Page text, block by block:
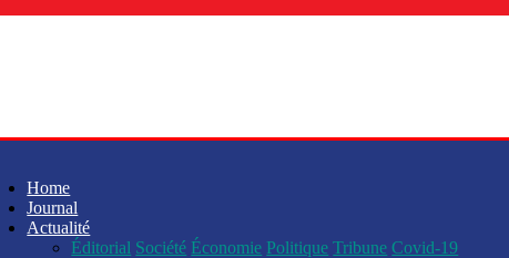
Home
Journal
Actualité
Éditorial Société Économie Politique Tribune Covid-19